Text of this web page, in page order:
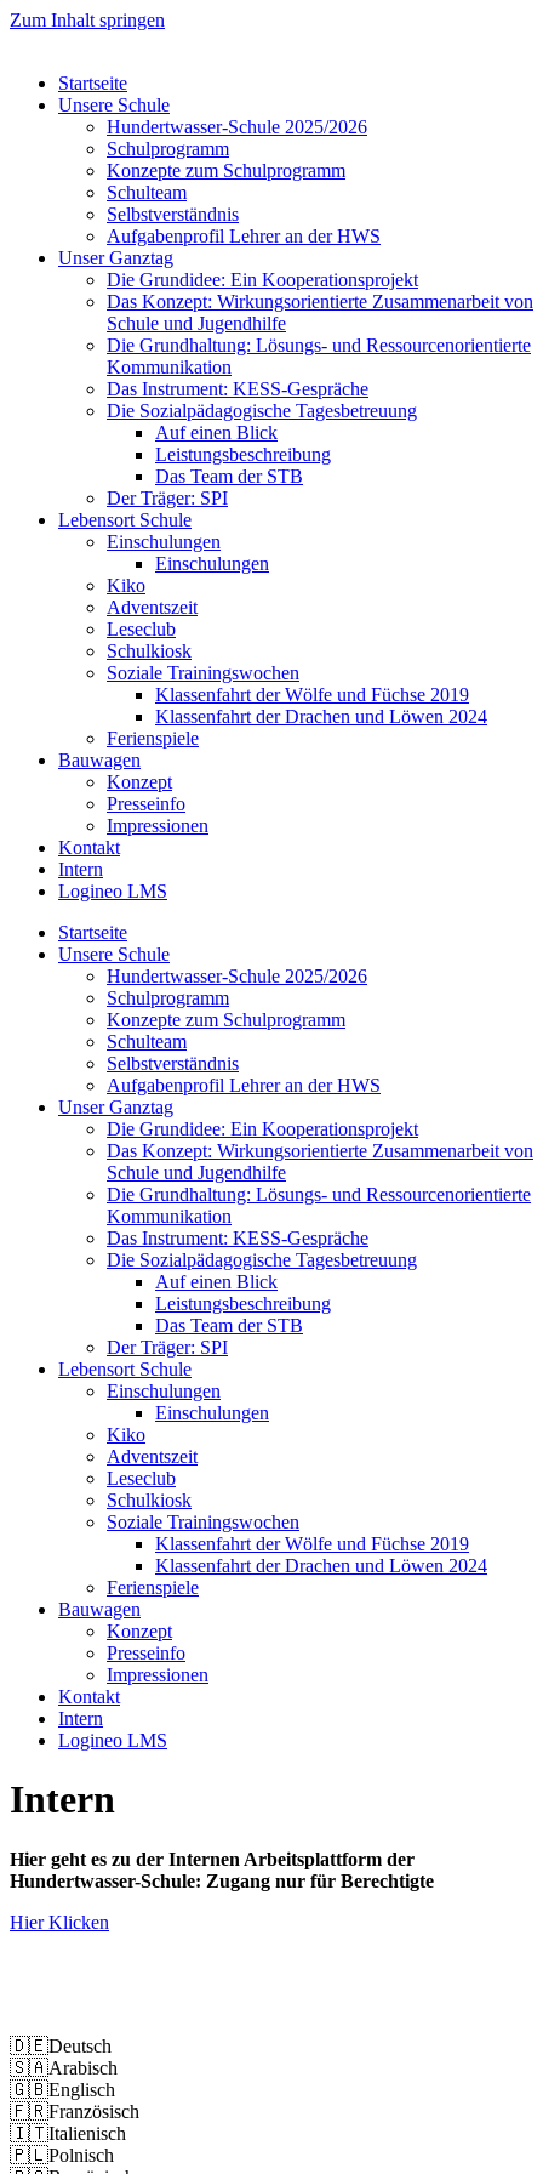
Zum Inhalt springen
Startseite
Unsere Schule
Hundertwasser-Schule 2025/2026
Schulprogramm
Konzepte zum Schulprogramm
Schulteam
Selbst­ver­ständ­nis
Aufgabenprofil Lehrer an der HWS
Unser Ganztag
Die Grundidee: Ein Kooperationsprojekt
Das Konzept: Wirkungsorientierte Zusammenarbeit von
Schule und Jugendhilfe
Die Grundhaltung: Lösungs- und Ressourcenorientierte
Kommunikation
Das Instrument: KESS-Gespräche
Die Sozialpädagogische Tagesbetreuung
Auf einen Blick
Leistungsbeschreibung
Das Team der STB
Der Träger: SPI
Lebensort Schule
Einschulungen
Einschulungen
Kiko
Adventszeit
Leseclub
Schulkiosk
Soziale Trainingswochen
Klassenfahrt der Wölfe und Füchse 2019
Klassenfahrt der Drachen und Löwen 2024
Ferienspiele
Bauwagen
Konzept
Presseinfo
Impressionen
Kontakt
Intern
Logineo LMS
Startseite
Unsere Schule
Hundertwasser-Schule 2025/2026
Schulprogramm
Konzepte zum Schulprogramm
Schulteam
Selbst­ver­ständ­nis
Aufgabenprofil Lehrer an der HWS
Unser Ganztag
Die Grundidee: Ein Kooperationsprojekt
Das Konzept: Wirkungsorientierte Zusammenarbeit von
Schule und Jugendhilfe
Die Grundhaltung: Lösungs- und Ressourcenorientierte
Kommunikation
Das Instrument: KESS-Gespräche
Die Sozialpädagogische Tagesbetreuung
Auf einen Blick
Leistungsbeschreibung
Das Team der STB
Der Träger: SPI
Lebensort Schule
Einschulungen
Einschulungen
Kiko
Adventszeit
Leseclub
Schulkiosk
Soziale Trainingswochen
Klassenfahrt der Wölfe und Füchse 2019
Klassenfahrt der Drachen und Löwen 2024
Ferienspiele
Bauwagen
Konzept
Presseinfo
Impressionen
Kontakt
Intern
Logineo LMS
Intern
Hier geht es zu der Internen Arbeitsplattform der
Hundertwasser-Schule: Zugang nur für Berechtigte
Hier Klicken
🇩🇪Deutsch
🇸🇦Arabisch
🇬🇧Englisch
🇫🇷Französisch
🇮🇹Italienisch
🇵🇱Polnisch